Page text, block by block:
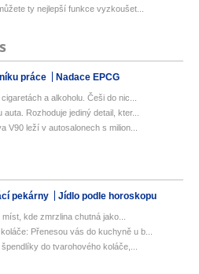
ty nejlepší funkce vyzkoušet...
práce Nadace EPCG
a alkoholu. Češi do nic...
Rozhoduje jediný detail, kter...
V90 leží v autosalonech s milion...
pekárny Jídlo podle horoskopu
kde zmrzlina chutná jako...
Přenesou vás do kuchyně u b...
do tvarohového koláče,...